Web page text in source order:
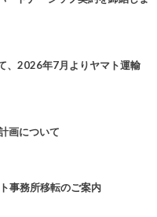
、2026年7月よりヤマト運輸
画について
事務所移転のご案内